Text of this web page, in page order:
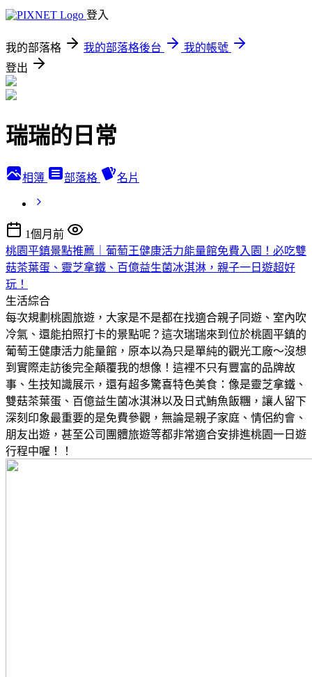
登入
我的部落格 我的部落格後台
我的帳號
登出
瑞瑞的日常
相簿 部落格 名片
1個月前
桃園平鎮景點推薦｜葡萄王健康活力能量館免費入園！必吃雙
菇茶葉蛋、靈芝拿鐵、百億益生菌冰淇淋，親子一日遊超好
玩！
生活綜合
每次規劃桃園旅遊，大家是不是都在找適合親子同遊、室內吹
冷氣、還能拍照打卡的景點呢？這次瑞瑞來到位於桃園平鎮的
葡萄王健康活力能量館，原本以為只是單純的觀光工廠～沒想
到實際走訪後完全顛覆我的想像！這裡不只有豐富的品牌故
事、生技知識展示，還有超多驚喜特色美食：像是靈芝拿鐵、
雙菇茶葉蛋、百億益生菌冰淇淋以及日式鮪魚飯糰，讓人留下
深刻印象最重要的是免費參觀，無論是親子家庭、情侶約會、
朋友出遊，甚至公司團體旅遊等都非常適合安排進桃園一日遊
行程中喔！！